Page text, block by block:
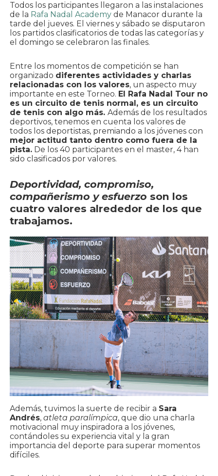
Todos los participantes llegaron a las instalaciones
de la Rafa Nadal Academy de Manacor durante la
tarde del jueves. El viernes y sábado se disputaron
los partidos clasificatorios de todas las categorías y
el domingo se celebraron las finales.
Entre los momentos de competición se han
organizado diferentes actividades y charlas
relacionadas con los valores, un aspecto muy
importante en este Torneo. El Rafa Nadal Tour no
es un circuito de tenis normal, es un circuito
de tenis con algo más. Además de los resultados
deportivos, tenemos en cuenta los valores de
todos los deportistas, premiando a los jóvenes con
mejor actitud tanto dentro como fuera de la
pista. De los 40 participantes en el master, 4 han
sido clasificados por valores.
Deportividad, compromiso,
compañerismo y esfuerzo son los
cuatro valores alrededor de los que
trabajamos.
Además, tuvimos la suerte de recibir a Sara
Andrés, atleta paralímpica, que dio una charla
motivacional muy inspiradora a los jóvenes,
contándoles su experiencia vital y la gran
importancia del deporte para superar momentos
difíciles.